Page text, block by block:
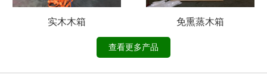
实木木箱 免熏蒸木箱
查看更多产品